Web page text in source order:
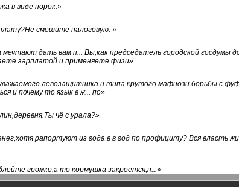
в виде норок.»
смешите налоговую. »
мечтают дать вам п... Вы,как председатель городской госдумы
зарплатой и применяете физи»
левозащитника и типа крутого мафиози борьбы с
и почему то язык в ж... по»
чё с урала?»
рапортуют из года в в год по профициту? Вся власть
громко,а то кормушка закроется,н...»